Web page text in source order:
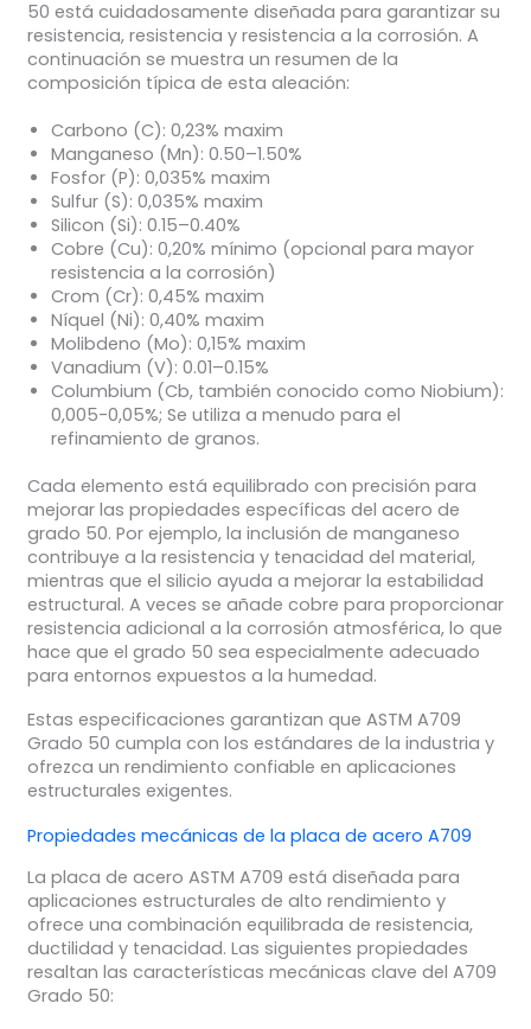
50 está cuidadosamente diseñada para garantizar su
resistencia, resistencia y resistencia a la corrosión. A
continuación se muestra un resumen de la
composición típica de esta aleación:
Carbono (C): 0,23% maxim
Manganeso (Mn): 0.50–1.50%
Fosfor (P): 0,035% maxim
Sulfur (S): 0,035% maxim
Silicon (Si): 0.15–0.40%
Cobre (Cu): 0,20% mínimo (opcional para mayor
resistencia a la corrosión)
Crom (Cr): 0,45% maxim
Níquel (Ni): 0,40% maxim
Molibdeno (Mo): 0,15% maxim
Vanadium (V): 0.01–0.15%
Columbium (Cb, también conocido como Niobium):
0,005-0,05%; Se utiliza a menudo para el
refinamiento de granos.
Cada elemento está equilibrado con precisión para
mejorar las propiedades específicas del acero de
grado 50. Por ejemplo, la inclusión de manganeso
contribuye a la resistencia y tenacidad del material,
mientras que el silicio ayuda a mejorar la estabilidad
estructural. A veces se añade cobre para proporcionar
resistencia adicional a la corrosión atmosférica, lo que
hace que el grado 50 sea especialmente adecuado
para entornos expuestos a la humedad.
Estas especificaciones garantizan que ASTM A709
Grado 50 cumpla con los estándares de la industria y
ofrezca un rendimiento confiable en aplicaciones
estructurales exigentes.
Propiedades mecánicas de la placa de acero A709
La placa de acero ASTM A709 está diseñada para
aplicaciones estructurales de alto rendimiento y
ofrece una combinación equilibrada de resistencia,
ductilidad y tenacidad. Las siguientes propiedades
resaltan las características mecánicas clave del A709
Grado 50: